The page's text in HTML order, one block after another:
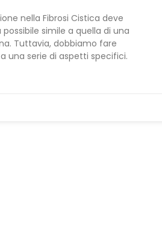
nella Fibrosi Cistica deve
possibile simile a quella di una
Tuttavia, dobbiamo fare
una serie di aspetti specifici.